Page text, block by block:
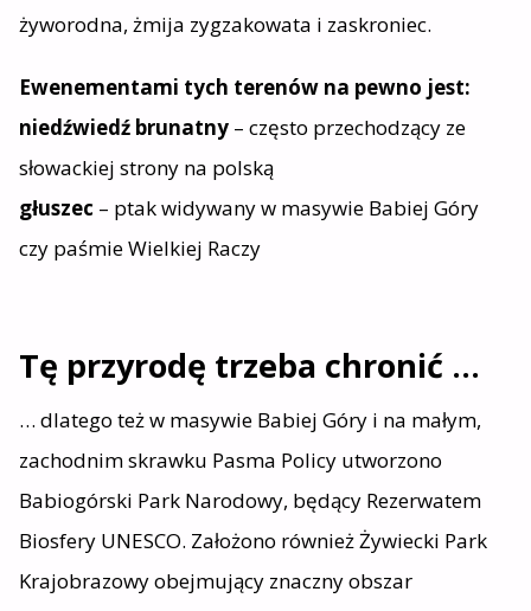
żyworodna, żmija zygzakowata i zaskroniec.
Ewenementami tych terenów na pewno jest:
niedźwiedź brunatny – często przechodzący ze
słowackiej strony na polską
głuszec – ptak widywany w masywie Babiej Góry
czy paśmie Wielkiej Raczy
Tę przyrodę trzeba chronić …
… dlatego też w masywie Babiej Góry i na małym,
zachodnim skrawku Pasma Policy utworzono
Babiogórski Park Narodowy, będący Rezerwatem
Biosfery UNESCO. Założono również Żywiecki Park
Krajobrazowy obejmujący znaczny obszar